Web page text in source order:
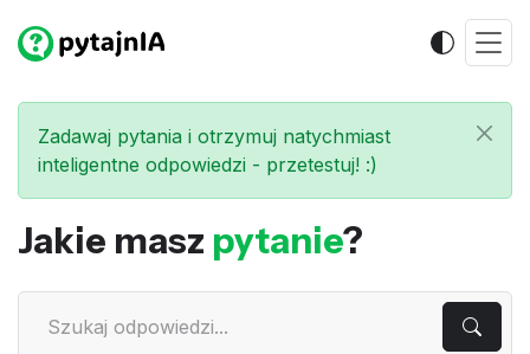
Zadawaj pytania i otrzymuj natychmiast
inteligentne odpowiedzi - przetestuj! :)
Jakie masz pytanie?